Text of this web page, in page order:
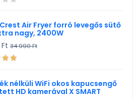
Air Fryer forró levegős sütő
nagy, 2400W
34 990 Ft
nélküli WiFi okos kapucsengő
HD kamerával X SMART